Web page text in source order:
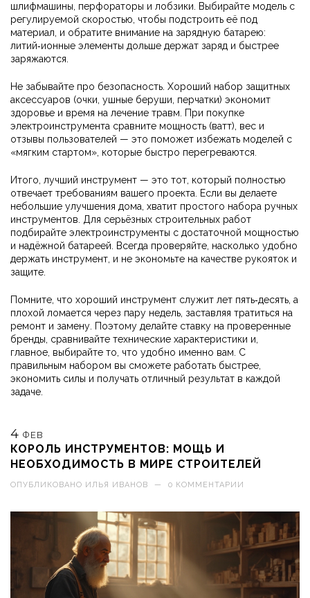
шлифмашины, перфораторы и лобзики. Выбирайте модель с
регулируемой скоростью, чтобы подстроить её под
материал, и обратите внимание на зарядную батарею:
литий‑ионные элементы дольше держат заряд и быстрее
заряжаются.
Не забывайте про безопасность. Хороший набор защитных
аксессуаров (очки, ушные беруши, перчатки) экономит
здоровье и время на лечение травм. При покупке
электроинструмента сравните мощность (ватт), вес и
отзывы пользователей — это поможет избежать моделей с
«мягким стартом», которые быстро перегреваются.
Итого, лучший инструмент — это тот, который полностью
отвечает требованиям вашего проекта. Если вы делаете
небольшие улучшения дома, хватит простого набора ручных
инструментов. Для серьёзных строительных работ
подбирайте электроинструменты с достаточной мощностью
и надёжной батареей. Всегда проверяйте, насколько удобно
держать инструмент, и не экономьте на качестве рукояток и
защите.
Помните, что хороший инструмент служит лет пять‑десять, а
плохой ломается через пару недель, заставляя тратиться на
ремонт и замену. Поэтому делайте ставку на проверенные
бренды, сравнивайте технические характеристики и,
главное, выбирайте то, что удобно именно вам. С
правильным набором вы сможете работать быстрее,
экономить силы и получать отличный результат в каждой
задаче.
4 ФЕВ
КОРОЛЬ ИНСТРУМЕНТОВ: МОЩЬ И
НЕОБХОДИМОСТЬ В МИРЕ СТРОИТЕЛЕЙ
ОПУБЛИКОВАНО ИЛЬЯ ИВАНОВ — 0 КОММЕНТАРИИ